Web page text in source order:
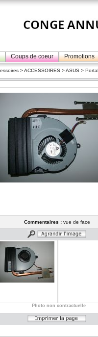
Coups de coeur Promotions
>ACCESSOIRES >ASUS >
Commentaires :vue de face
Photo non contractuelle